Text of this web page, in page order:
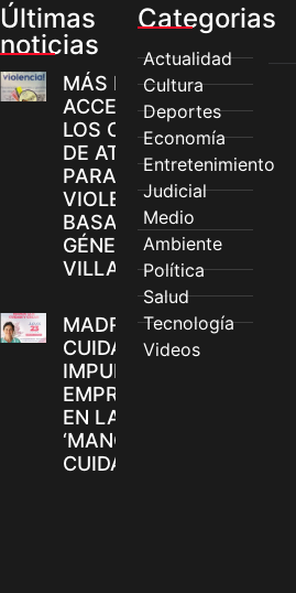
Últimas
noticias
MÁS MUJERES
ACCEDEN A
LOS CANALES
DE ATENCIÓN
PARA
VIOLENCIAS
BASADAS EN
GÉNERO EN
VILLAVICENCIO
MADRES
CUIDADORAS
IMPULSAN SUS
EMPRENDIMIENTOS
EN LA FERIA
‘MANOS QUE
CUIDAN Y CREAN’
Categorias
Actualidad
Cultura
Deportes
Economía
Entretenimiento
Judicial
Medio
Ambiente
Política
Salud
Tecnología
Videos